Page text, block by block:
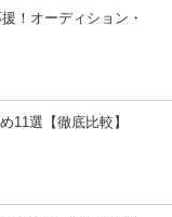
！オーディション・
11選【徹底比較】